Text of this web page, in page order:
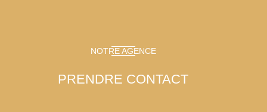
NOTRE AGENCE
PRENDRE CONTACT